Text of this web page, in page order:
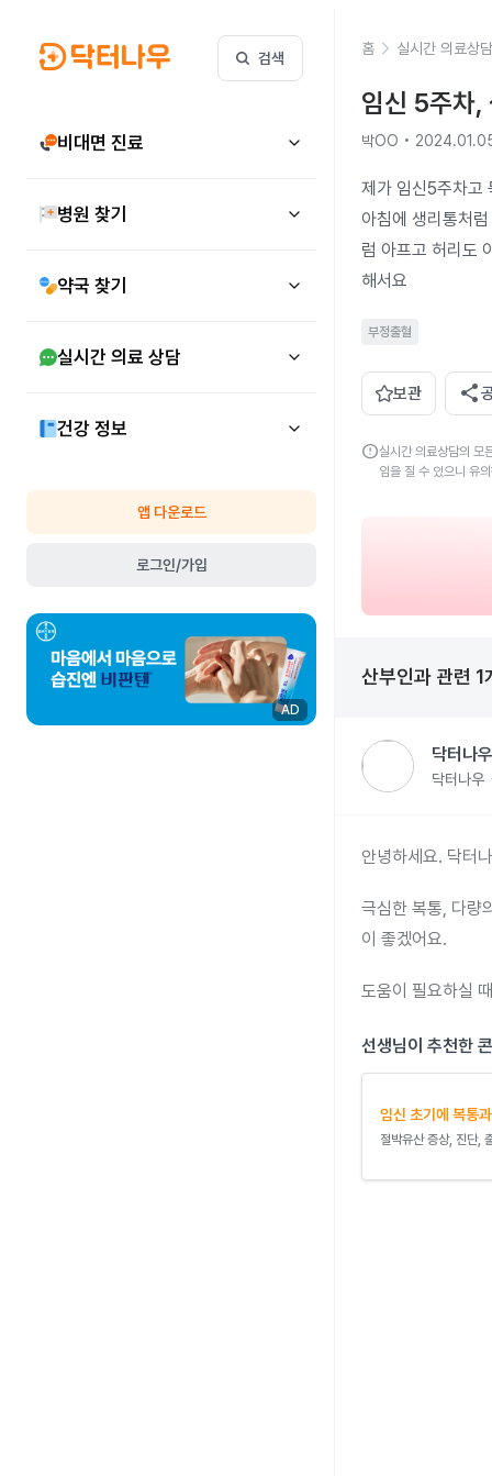
검색
비대면 진료
병원 찾기
약국 찾기
실시간 의료 상담
건강 정보
앱 다운로드
로그인/가입
AD
홈 실시간 의료상담
임신 5주차,
박OO •
제가 임신5주차고
아침에 생리통처
럼 아프고 허리도
해서요
부정출혈
보관 share
error실시간 의료상담의 모
임을 질 수 있으니 유
산부인과 관련 1
닥터나
닥터나우
안녕하세요. 닥터
극심한 복통, 다량
이 좋겠어요.
도움이 필요하실
선생님이 추천한
임신 초기에 복통
절박유산 증상, 진단,